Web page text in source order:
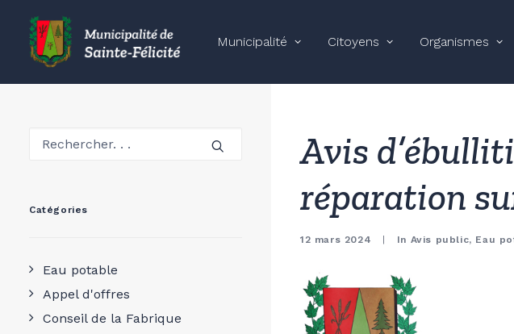
Municipalité Citoyens Organismes
Catégories
Eau potable
Appel d'offres
Conseil de la Fabrique
Avis
réparation
12 mars 2024 In Avis public, Eau